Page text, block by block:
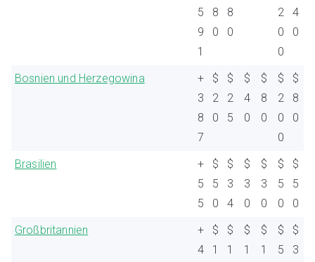
5
9
1
8
0
8
0
2
0
0
4
0
Bosnien und Herzegowina
+
3
8
7
$
2
0
$
2
5
$
4
0
$
8
0
$
2
0
0
$
8
0
Brasilien
+
5
5
$
5
0
$
3
4
$
3
0
$
3
0
$
5
0
$
5
0
Großbritannien
+
4
$
1
$
1
$
1
$
1
$
5
$
3